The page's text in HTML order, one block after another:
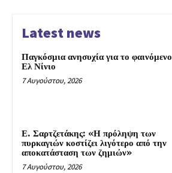
Latest news
Παγκόσμια ανησυχία για το φαινόμενο
Ελ Νίνιο
7 Αυγούστου, 2026
Ε. Σαρτζετάκης: «Η πρόληψη των
πυρκαγιών κοστίζει λιγότερο από την
αποκατάσταση των ζημιών»
7 Αυγούστου, 2026